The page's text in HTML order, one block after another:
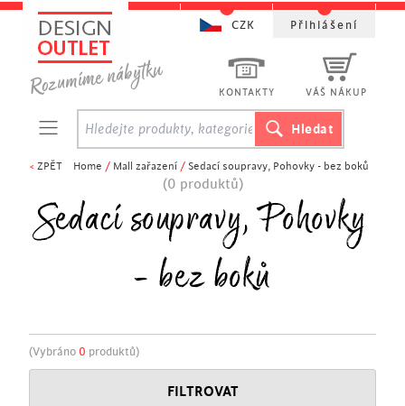
< ZPĚT Home / Mall zařazení / Sedací soupravy, Pohovky - bez boků
(0 produktů)
Sedací soupravy, Pohovky
- bez boků
(Vybráno 0 produktů)
FILTROVAT
KONTAKTY VÁŠ NÁKUP
CZK Přihlášení